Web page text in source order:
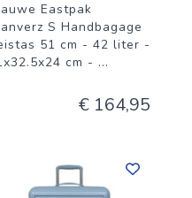
Eastpak
S Handbagage
51 cm - 42 liter -
cm - ...
€ 164,95